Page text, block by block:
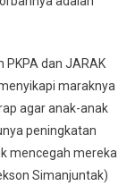
PKPA dan JARAK
maraknya
agar anak-anak
peningkatan
mencegah mereka
Simanjuntak)